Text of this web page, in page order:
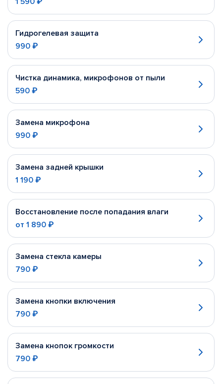
Гидрогелевая защита
990 ₽
Чистка динамика, микрофонов от пыли
590 ₽
Замена микрофона
990 ₽
Замена задней крышки
1 190 ₽
Восстановление после попадания влаги
от 1 890 ₽
Замена стекла камеры
790 ₽
Замена кнопки включения
790 ₽
Замена кнопок громкости
790 ₽